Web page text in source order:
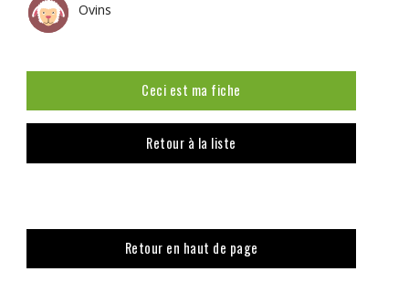
Ovins
Ceci est ma fiche
Retour à la liste
Retour en haut de page